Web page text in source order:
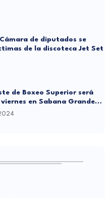
de diputados se
de la discoteca Jet Set
de Boxeo Superior será
en Sabana Grande